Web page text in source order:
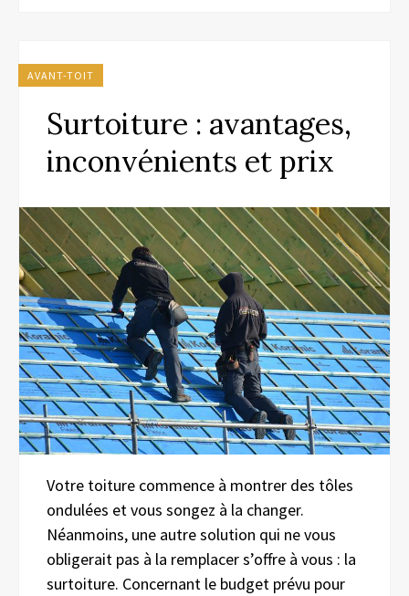
AVANT-TOIT
Surtoiture : avantages,
inconvénients et prix
Votre toiture commence à montrer des tôles
ondulées et vous songez à la changer.
Néanmoins, une autre solution qui ne vous
obligerait pas à la remplacer s’offre à vous : la
surtoiture. Concernant le budget prévu pour